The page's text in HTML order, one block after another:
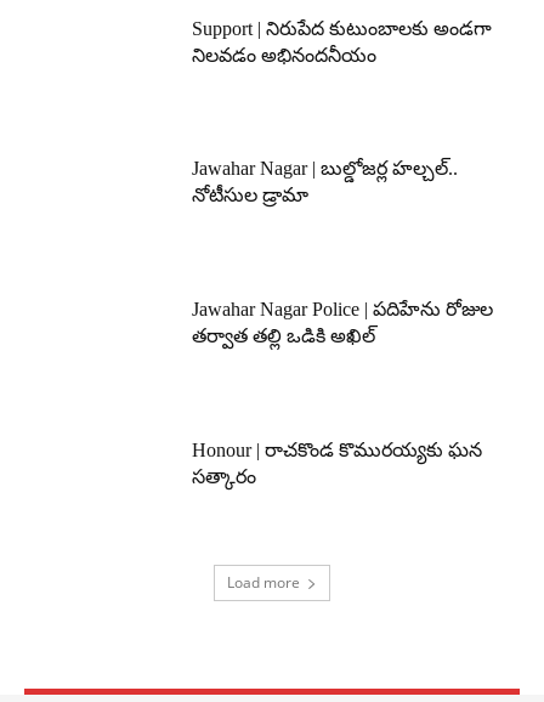
Support | నిరుపేద కుటుంబాలకు అండగా
నిలవడం అభినందనీయం
Jawahar Nagar | బుల్డోజర్ల హల్చల్..
నోటీసుల డ్రామా
Jawahar Nagar Police | పదిహేను రోజుల
తర్వాత తల్లి ఒడికి అఖిల్
Honour | రాచకొండ కొమురయ్యకు ఘన
సత్కారం
Load more